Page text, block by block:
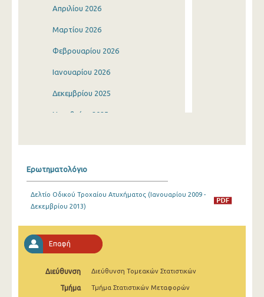
Απριλίου 2026
Μαρτίου 2026
Φεβρουαρίου 2026
Ιανουαρίου 2026
Δεκεμβρίου 2025
Νοεμβρίου 2025
Ιουλίου 2025
Μαΐου 2025
Μαρτίου 2025
Ερωτηματολόγιο
Δελτίο Οδικού Τροχαίου Ατυχήματος (Ιανουαρίου 2009 -
Δεκεμβρίου 2013)
Επαφή
Διεύθυνση Διεύθυνση Τομεακών Στατιστικών
Τμήμα Τμήμα Στατιστικών Μεταφορών